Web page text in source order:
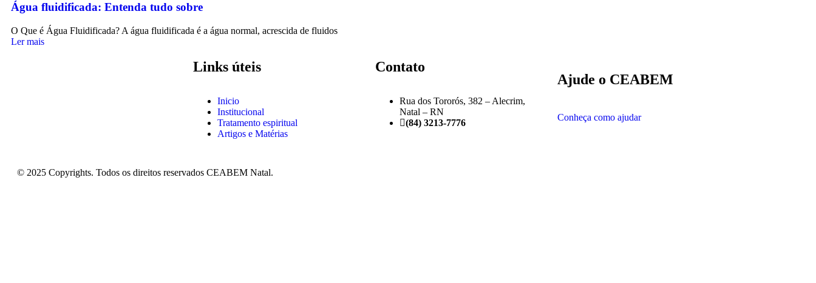
Água fluidificada: Entenda tudo sobre
O Que é Água Fluidificada? A água fluidificada é a água normal, acrescida de fluidos
Ler mais
Links úteis
Inicio
Institucional
Tratamento espiritual
Artigos e Matérias
Contato
Rua dos Tororós, 382 – Alecrim,
Natal – RN
(84) 3213-7776
Ajude o CEABEM
Conheça como ajudar
© 2025 Copyrights. Todos os direitos reservados CEABEM Natal.